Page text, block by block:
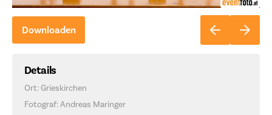
Downloaden
Details
Ort: Grieskirchen
Fotograf: Andreas Maringer